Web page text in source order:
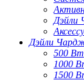
Дэйли
Дэйли
500 Вт
1000
1500